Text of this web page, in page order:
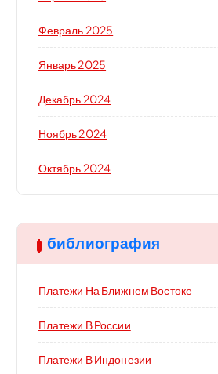
Февраль 2025
Январь 2025
Декабрь 2024
Ноябрь 2024
Октябрь 2024
библиография
Платежи На Ближнем Востоке
Платежи В России
Платежи В Индонезии